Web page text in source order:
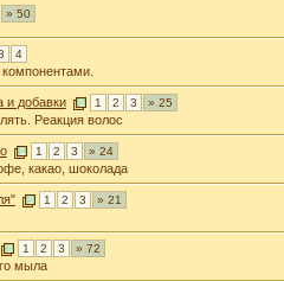
» 50
4
добавки 1 2 3 » 25
Реакция волос
1 2 3 » 24
какао, шоколада
1 2 3 » 21
1 2 3 » 72
мыла